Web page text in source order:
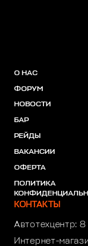
О НАС
ФОРУМ
НОВОСТИ
БАР
РЕЙДЫ
ВАКАНСИИ
ОФЕРТА
ПОЛИТИКА
КОНТАКТЫ
Автотехцентр: 8
Интернет-